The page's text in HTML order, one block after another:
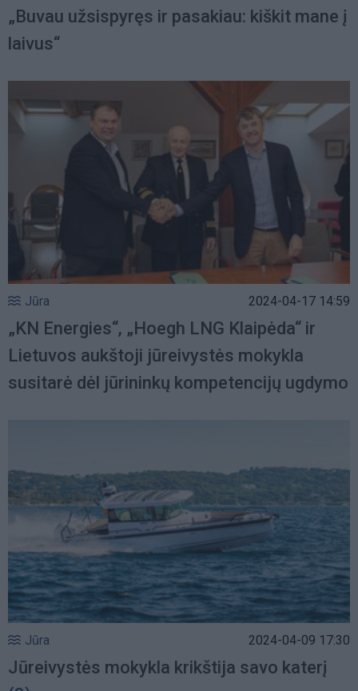
„Buvau užsispyręs ir pasakiau: kiškit mane į
laivus“
Jūra 2024-04-17 14:59
„KN Energies“, „Hoegh LNG Klaipėda“ ir
Lietuvos aukštoji jūreivystės mokykla
susitarė dėl jūrininkų kompetencijų ugdymo
Jūra 2024-04-09 17:30
Jūreivystės mokykla krikštija savo katerį